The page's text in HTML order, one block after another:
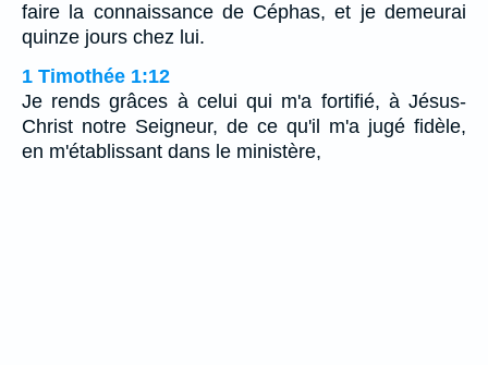
faire la connaissance de Céphas, et je demeurai
quinze jours chez lui.
1 Timothée 1:12
Je rends grâces à celui qui m'a fortifié, à Jésus-
Christ notre Seigneur, de ce qu'il m'a jugé fidèle,
en m'établissant dans le ministère,